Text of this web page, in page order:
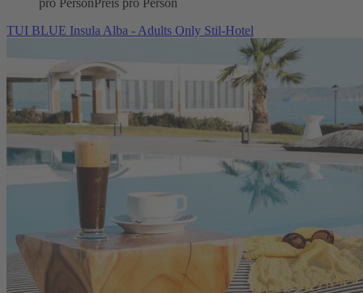
TUI BLUE Insula Alba - Adults Only Stil-Hotel